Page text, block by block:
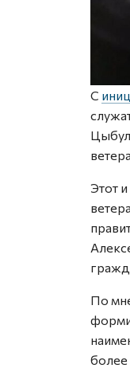
С
Этот
По
более